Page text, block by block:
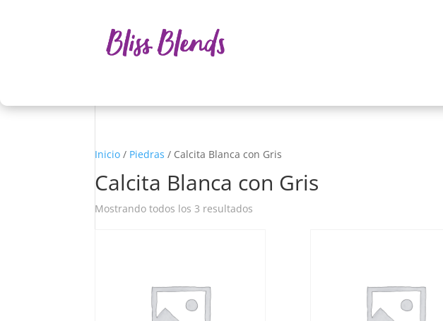
Inicio / Piedras / Calcita Blanca con Gris
Calcita Blanca con Gris
Mostrando todos los 3 resultados